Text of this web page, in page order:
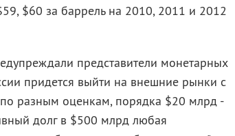
$60 за баррель на 2010, 2011 и 2012
представители монетарных
придется выйти на внешние рынки с
разным оценкам, порядка $20 млрд -
долг в $500 млрд любая